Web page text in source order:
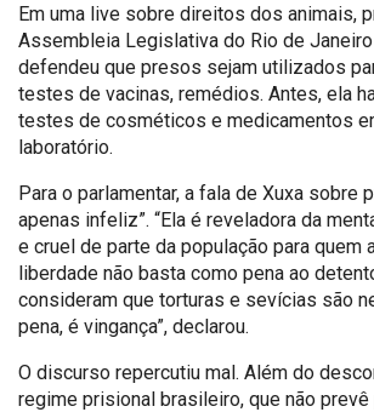
Em uma live sobre direitos dos animais,
Assembleia Legislativa do Rio de Janeiro
defendeu que presos sejam utilizados
testes de vacinas, remédios. Antes, ela
testes de cosméticos e medicamentos
laboratório.
Para o parlamentar, a fala de Xuxa sobre
apenas infeliz”. “Ela é reveladora da
e cruel de parte da população para quem
liberdade não basta como pena ao
consideram que torturas e sevícias são
pena, é vingança”, declarou.
O discurso repercutiu mal. Além do
regime prisional brasileiro, que não